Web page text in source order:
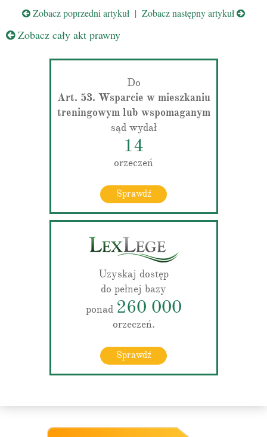
Zobacz poprzedni artykuł | Zobacz następny artykuł
Zobacz cały akt prawny
Do
Art. 53. Wsparcie w mieszkaniu
treningowym lub wspomaganym
sąd wydał
14
orzeczeń
Sprawdź
Uzyskaj dostęp
do pełnej bazy
ponad 260 000
orzeczeń.
Sprawdź